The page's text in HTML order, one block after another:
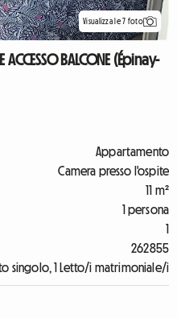
Visualizza le 7 foto
ACCESSO BALCONE (Épinay-
Appartamento
Camera presso l'ospite
11 m²
1 persona
1
262855
singolo, 1 Letto/i matrimoniale/i